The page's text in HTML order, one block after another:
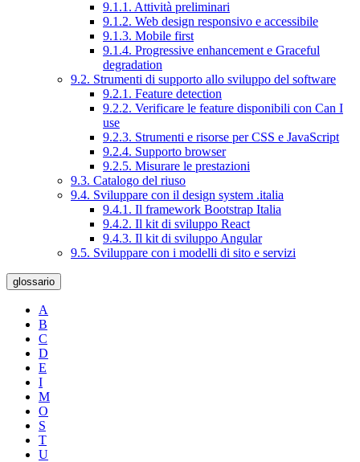
9.1.1. Attività preliminari
9.1.2. Web design responsivo e accessibile
9.1.3. Mobile first
9.1.4. Progressive enhancement e Graceful
degradation
9.2. Strumenti di supporto allo sviluppo del software
9.2.1. Feature detection
9.2.2. Verificare le feature disponibili con Can I
use
9.2.3. Strumenti e risorse per CSS e JavaScript
9.2.4. Supporto browser
9.2.5. Misurare le prestazioni
9.3. Catalogo del riuso
9.4. Sviluppare con il design system .italia
9.4.1. Il framework Bootstrap Italia
9.4.2. Il kit di sviluppo React
9.4.3. Il kit di sviluppo Angular
9.5. Sviluppare con i modelli di sito e servizi
glossario
A
B
C
D
E
I
M
O
S
T
U